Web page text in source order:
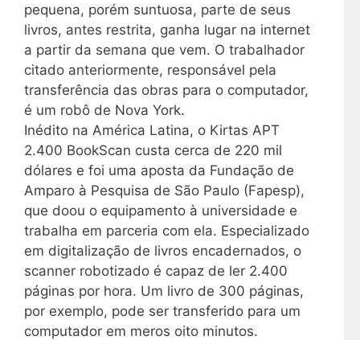
pequena, porém suntuosa, parte de seus
livros, antes restrita, ganha lugar na internet
a partir da semana que vem. O trabalhador
citado anteriormente, responsável pela
transferência das obras para o computador,
é um robô de Nova York.
Inédito na América Latina, o Kirtas APT
2.400 BookScan custa cerca de 220 mil
dólares e foi uma aposta da Fundação de
Amparo à Pesquisa de São Paulo (Fapesp),
que doou o equipamento à universidade e
trabalha em parceria com ela. Especializado
em digitalização de livros encadernados, o
scanner robotizado é capaz de ler 2.400
páginas por hora. Um livro de 300 páginas,
por exemplo, pode ser transferido para um
computador em meros oito minutos.